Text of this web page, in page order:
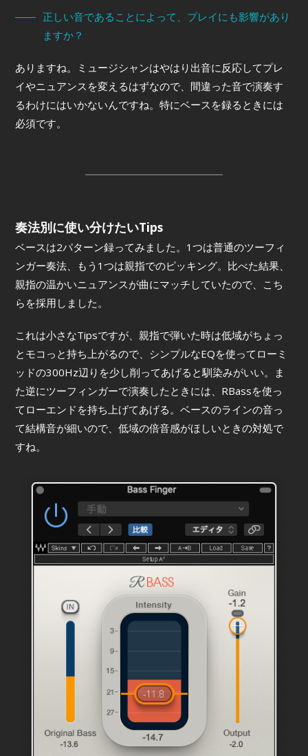
正しい音であることによって、プレイにも影響があり
ますか？
ありますね。ミュージシャンはやはり出音に反応してプレ
イやニュアンスを変えるはずなので、間違った音で演奏す
るわけにはいかないんですね。特にベースを録るときには
必須です。
奏法別に使い分けたいTips
ベースは2パターン録ってみました。1つは普通のツーフィ
ンガー奏法、もう1つは親指でのピッキング。比べた結果、
親指の温かいニュアンスが曲にマッチしていたので、こち
らを採用しました。
これは小さなTipsですが、親指で弾いた時は低域がちょっ
とモコっと持ち上がるので、シンプルなEQを使ってローミ
ッドの300Hz辺りを少し削ってあげると馴染みがいい。ま
た逆にツーフィンガーで演奏したときには、RBassを使っ
てローエンドを持ち上げてあげる。ベースのラインの音っ
て結構音が細いので、低域の倍音感がほしいときの対処で
すね。